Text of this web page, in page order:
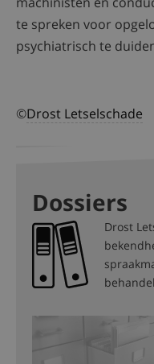
te spreken voor
psychiatrisch te
©Drost Letselschade
Dossiers
Drost